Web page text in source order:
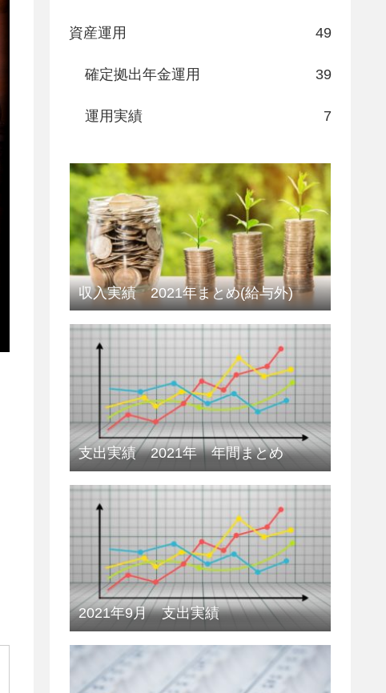
資産運用 49
確定拠出年金運用 39
運用実績 7
収入実績 2021年まとめ(給与外)
支出実績 2021年 年間まとめ
2021年9月 支出実績